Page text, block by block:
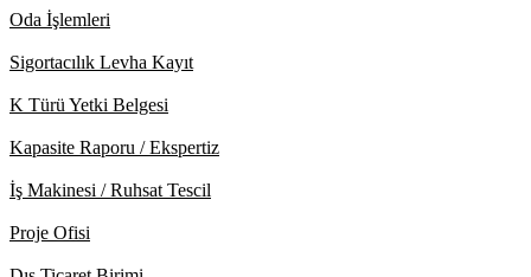
Oda İşlemleri
Sigortacılık Levha Kayıt
K Türü Yetki Belgesi
Kapasite Raporu / Ekspertiz
İş Makinesi / Ruhsat Tescil
Proje Ofisi